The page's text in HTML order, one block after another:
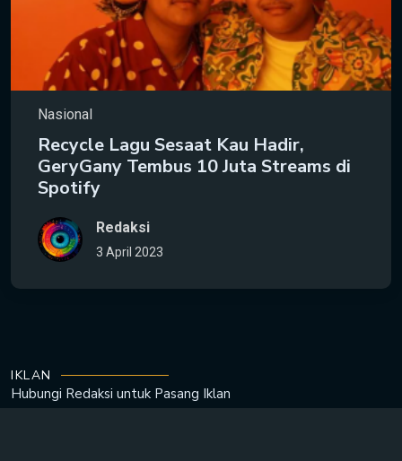
Nasional
Recycle Lagu Sesaat Kau Hadir,
GeryGany Tembus 10 Juta Streams di
Spotify
Redaksi
3 April 2023
IKLAN
Hubungi Redaksi untuk Pasang Iklan